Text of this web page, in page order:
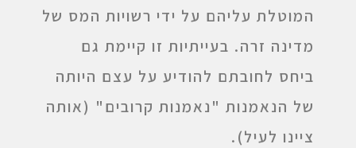
המוטלת עליהם על ידי רשויות המס של
מדינה זרה. בעייתיות זו קיימת גם
ביחס לחובתם להודיע על עצם היותה
של הנאמנות "נאמנות קרובים" (אותה
ציינו לעיל).